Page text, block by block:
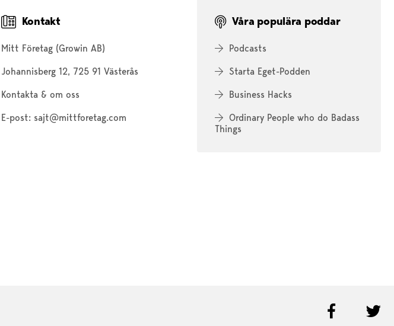
Kontakt
Mitt Företag (Growin AB)
Johannisberg 12, 725 91 Västerås
Kontakta & om oss
E-post: sajt@mittforetag.com
Våra populära poddar
Podcasts
Starta Eget-Podden
Business Hacks
Ordinary People who do Badass
Things